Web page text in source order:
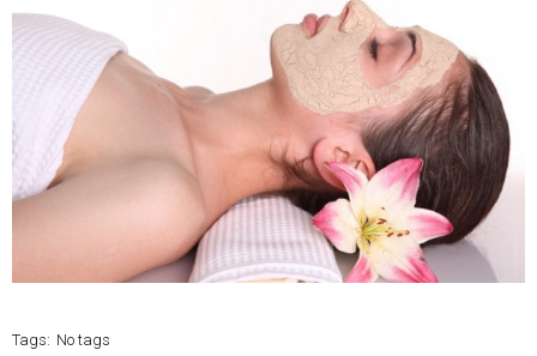
Tags: No tags